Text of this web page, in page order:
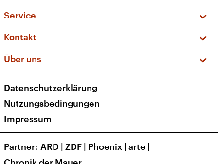
Sendungen und Podcasts
Musikliste
Kakadu – Das Kinderprogramm
Frequenzen (UKW + DAB+)
Service
FAQ
Apps
Newsletter
Kontakt
Social Media
Über uns
Presse
Karriere
Transparenz
Datenschutzerklärung
Nutzungsbedingungen
Impressum
Partner ARD | ZDF | Phoenix | arte |